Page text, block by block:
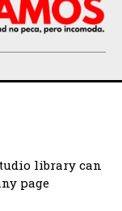
library can
page